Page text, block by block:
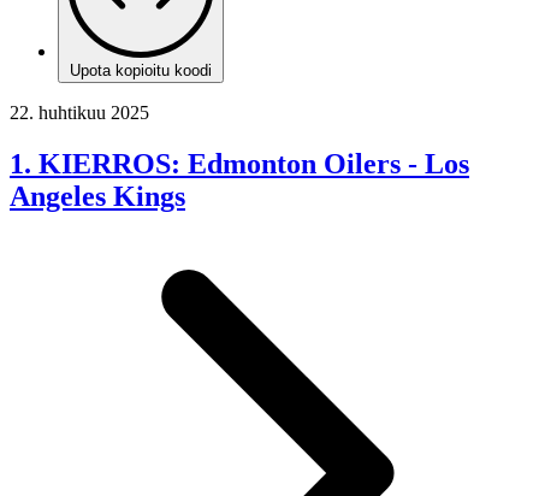
Upota kopioitu koodi
22. huhtikuu 2025
1. KIERROS: Edmonton Oilers - Los
Angeles Kings